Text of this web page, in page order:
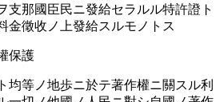
支那國臣民ニ發給セラルル特許證ト
金徵收ノ上發給スルモノトス
護
均等ノ地歩ニ於テ著󠄁作權ニ關スル利